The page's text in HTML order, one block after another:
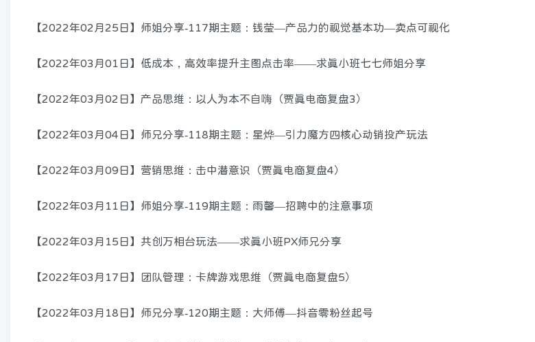
【2022年02月25日】师姐分享-117期主题：钱莹—产品力的视觉基本功—卖点可视化
【2022年03月01日】低成本，高效率提升主图点击率——求真小班七七师姐分享
【2022年03月02日】产品思维：以人为本不自嗨（贾真电商复盘3）
【2022年03月04日】师兄分享-118期主题：星烨—引力魔方四核心动销投产玩法
【2022年03月09日】营销思维：击中潜意识（贾真电商复盘4）
【2022年03月11日】师姐分享-119期主题：雨馨—招聘中的注意事项
【2022年03月15日】共创万相台玩法——求真小班PX师兄分享
【2022年03月17日】团队管理：卡牌游戏思维（贾真电商复盘5）
【2022年03月18日】师兄分享-120期主题：大师傅—抖音零粉丝起号